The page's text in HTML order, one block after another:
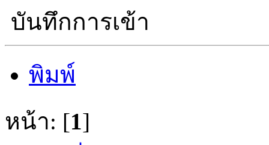
บันทึกการเข้า
พิมพ์
หน้า: [1]